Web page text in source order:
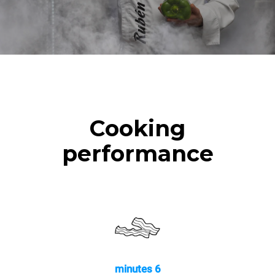
Cooking
performance
6 minutes